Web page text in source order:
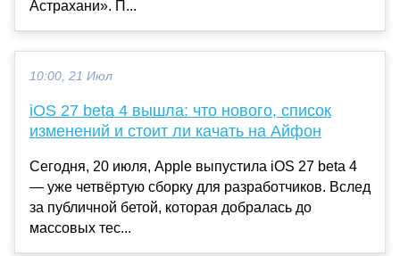
Астрахани». П...
10:00, 21 Июл
iOS 27 beta 4 вышла: что нового, список
изменений и стоит ли качать на Айфон
Сегодня, 20 июля, Apple выпустила iOS 27 beta 4
— уже четвёртую сборку для разработчиков. Вслед
за публичной бетой, которая добралась до
массовых тес...